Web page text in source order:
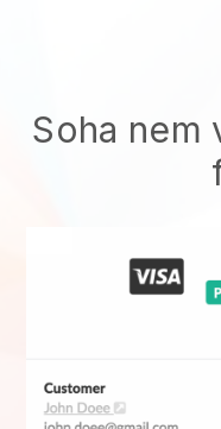
Soha nem